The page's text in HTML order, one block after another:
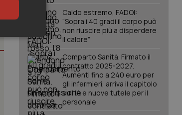
Caldo estremo, FADOI:
“Sopra i 40 gradi il corpo può
non riuscire più a disperdere
il calore”
Comparto Sanità. Firmato il
contratto 2025-2027.
Aumenti fino a 240 euro per
gli infermieri, arriva il capitolo
sull'IA e nuove tutele per il
personale